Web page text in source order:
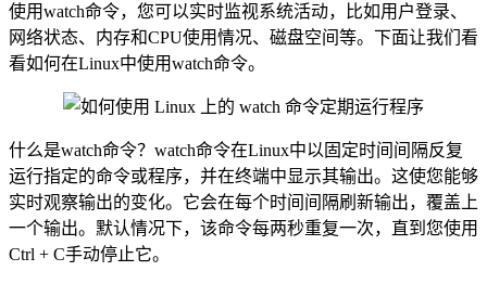
使用watch命令，您可以实时监视系统活动，比如用户登录、
网络状态、内存和CPU使用情况、磁盘空间等。下面让我们看
看如何在Linux中使用watch命令。
什么是watch命令？watch命令在Linux中以固定时间间隔反复
运行指定的命令或程序，并在终端中显示其输出。这使您能够
实时观察输出的变化。它会在每个时间间隔刷新输出，覆盖上
一个输出。默认情况下，该命令每两秒重复一次，直到您使用
Ctrl + C手动停止它。